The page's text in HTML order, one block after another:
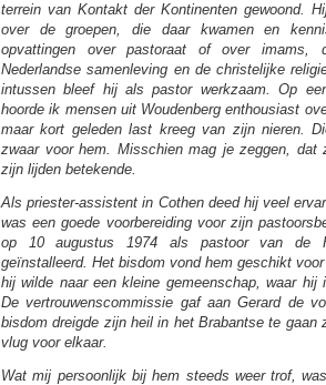
terrein van Kontakt der Kontinenten gewoond.
over de groepen, die daar kwamen en
opvattingen over pastoraat of over imams,
Nederlandse samenleving en de christelijke
intussen bleef hij als pastor werkzaam. Op
hoorde ik mensen uit Woudenberg enthousiast
maar kort geleden last kreeg van zijn nieren.
zwaar voor hem. Misschien mag je zeggen, dat
zijn lijden betekende.
Als priester-assistent in Cothen deed hij veel
was een goede voorbereiding voor zijn
op 10 augustus 1974 als pastoor van de
geïnstalleerd. Het bisdom vond hem geschikt
hij wilde naar een kleine gemeenschap, waar hij
De vertrouwenscommissie gaf aan Gerard de
bisdom dreigde zijn heil in het Brabantse te gaan
vlug voor elkaar.
Wat mij persoonlijk bij hem steeds weer trof,